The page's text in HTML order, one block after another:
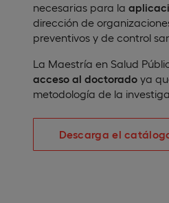
necesarias para la
dirección de
preventivos y de control
La Maestría en Salud
acceso al doctorado ya
metodología de la
Descarga el